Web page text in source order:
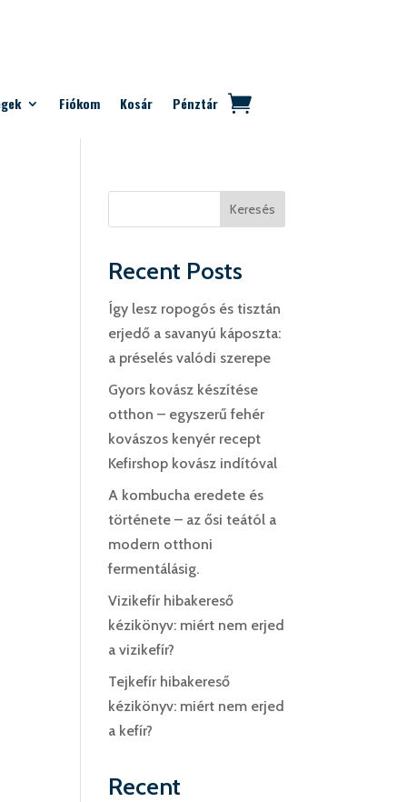
Fiókom Kosár Pénztár
Keresés
Recent Posts
Így lesz ropogós és tisztán
erjedő a savanyú káposzta:
a préselés valódi szerepe
Gyors kovász készítése
otthon – egyszerű fehér
kovászos kenyér recept
Kefirshop kovász indítóval
A kombucha eredete és
története – az ősi teától a
modern otthoni
fermentálásig.
Vizikefír hibakereső
kézikönyv: miért nem erjed
a vizikefír?
Tejkefír hibakereső
kézikönyv: miért nem erjed
a kefír?
Recent